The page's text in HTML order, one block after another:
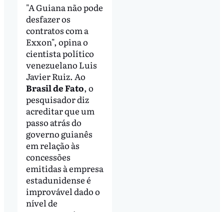
"A Guiana não pode
desfazer os
contratos com a
Exxon", opina o
cientista político
venezuelano Luis
Javier Ruiz. Ao
Brasil de Fato, o
pesquisador diz
acreditar que um
passo atrás do
governo guianês
em relação às
concessões
emitidas à empresa
estadunidense é
improvável dado o
nível de